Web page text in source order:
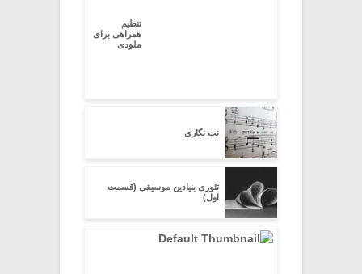
تنظیم
همراهی برای
ملودی
نت نگاری
تئوری بنیادین موسیقی (قسمت
اول)